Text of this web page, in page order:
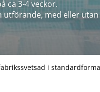
ca 3-4 veckor.
utförande, med eller utan
i